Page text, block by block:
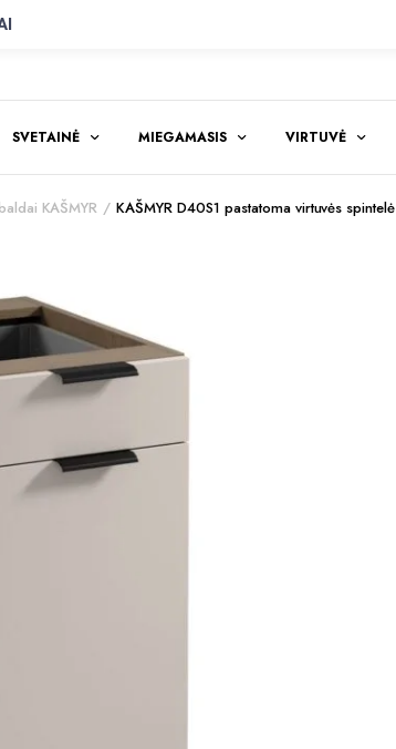
SVETAINĖ MIEGAMASIS VIRTUVĖ
KAŠMYR KAŠMYR D40S1 pastatoma virtuvės spintelė